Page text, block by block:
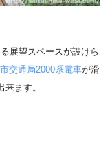
展望スペースが設けら
交通局2000系電車が滑
ます。